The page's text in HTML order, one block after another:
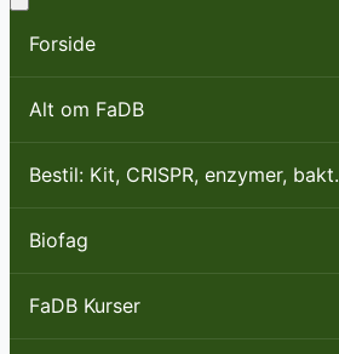
Forside
Alt om FaDB
Bestil: Kit, CRISPR, enzymer, bakt.
Biofag
FaDB Kurser